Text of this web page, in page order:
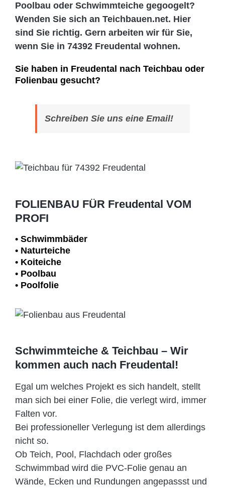
Poolbau oder Schwimmteiche gegoogelt?
Wenden Sie sich an Teichbauen.net. Hier
sind Sie richtig. Gern arbeiten wir für Sie,
wenn Sie in 74392 Freudental wohnen.
Sie haben in Freudental nach Teichbau oder
Folienbau gesucht?
Schreiben Sie uns eine Email!
FOLIENBAU FÜR Freudental VOM
PROFI
• Schwimm­bäder
• Naturteiche
• Koiteiche
• Poolbau
• Poolfolie
Schwimmteiche & Teichbau – Wir
kommen auch nach Freudental!
Egal um welches Projekt es sich handelt, stellt
man sich bei einer Folie, die verlegt wird, immer
Falten vor.
Bei professioneller Verlegung ist dem allerdings
nicht so.
Ob Teich, Pool, Flachdach oder großes
Schwimmbad wird die PVC-Folie genau an
Wände, Ecken und Rundungen angepassst und